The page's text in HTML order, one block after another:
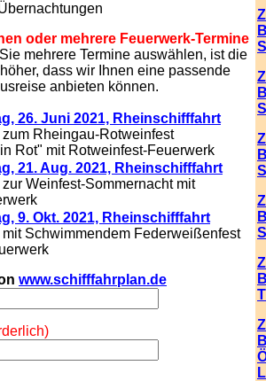
oder mehrere Feuerwerk-Termine
mehrere Termine auswählen, ist die
dass wir Ihnen eine passende
anbieten können.
26. Juni 2021, Rheinschifffahrt
zum Rheingau-Rotweinfest
Rot" mit Rotweinfest-Feuerwerk
21. Aug. 2021, Rheinschifffahrt
zur Weinfest-Sommernacht mit
9. Okt. 2021, Rheinschifffahrt
mit Schwimmendem Federweißenfest
www.schifffahrplan.de